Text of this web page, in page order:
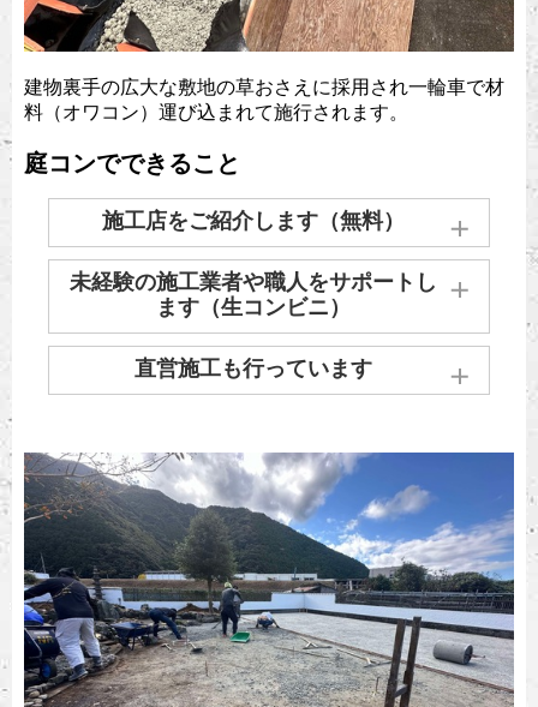
建物裏手の広大な敷地の草おさえに採用され一輪車で材
料（オワコン）運び込まれて施行されます。
庭コンでできること
施工店をご紹介します（無料）
お住まいの近くの施工業者をご紹介します。
実績のある施工業者がいない場合、お探しい
たします。
未経験の施工業者や職人をサポートし
ます（生コンビニ）
実際に当社製品を施工したことのない施工業
者さんへ見学会も兼ねた施工方法やお見積り
施工経験豊富な直営業者・スタッフによる施
工を見学会としてご案内もしています。
施工店が見つからず、未経験の工事業者・職
人に注文する場合であっても、お見積りや納
品・無料現場立会など、【生コンビニ】によ
る支援を行っているので安心しておまかせい
ただけます。
直営施工も行っています
下記料金表を目安としてお買い求めいただけ
ます。
見積もり依頼する
オワコン直営施工価格表
防草・排水・